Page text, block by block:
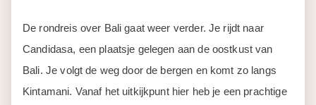
De rondreis over Bali gaat weer verder. Je rijdt naar
Candidasa, een plaatsje gelegen aan de oostkust van
Bali. Je volgt de weg door de bergen en komt zo langs
Kintamani. Vanaf het uitkijkpunt hier heb je een prachtige